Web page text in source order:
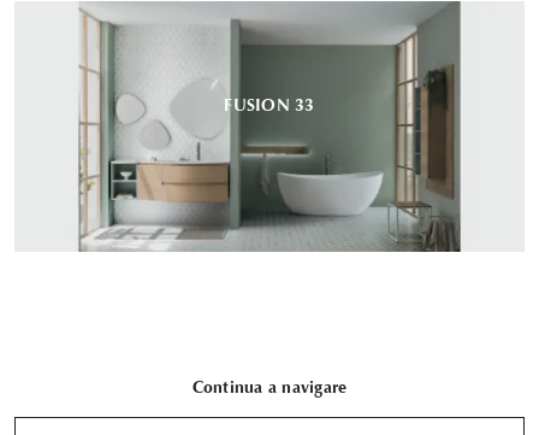
FUSION 33
Continua a navigare